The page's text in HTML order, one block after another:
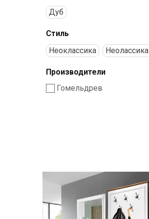
Дуб
Стиль
Неоклассика
Неолассика
Производители
Гомельдрев